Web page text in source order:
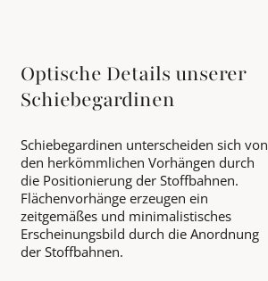
Optische Details unserer
Schiebegardinen
Schiebegardinen unterscheiden sich von
den herkömmlichen Vorhängen durch
die Positionierung der Stoffbahnen.
Flächenvorhänge erzeugen ein
zeitgemäßes und minimalistisches
Erscheinungsbild durch die Anordnung
der Stoffbahnen.